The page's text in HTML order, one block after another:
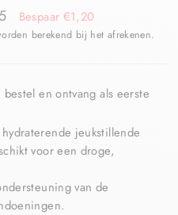
Bespaar €1,20
berekend bij het afrekenen.
en ontvang als eerste
jeukstillende
voor een droge,
van de